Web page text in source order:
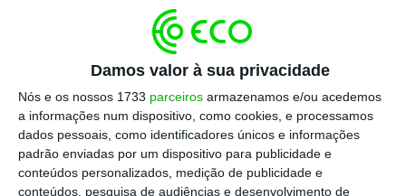
Damos valor à sua privacidade
Nós e os nossos 1733 parceiros armazenamos e/ou acedemos
a informações num dispositivo, como cookies, e processamos
dados pessoais, como identificadores únicos e informações
padrão enviadas por um dispositivo para publicidade e
conteúdos personalizados, medição de publicidade e
conteúdos, pesquisa de audiências e desenvolvimento de